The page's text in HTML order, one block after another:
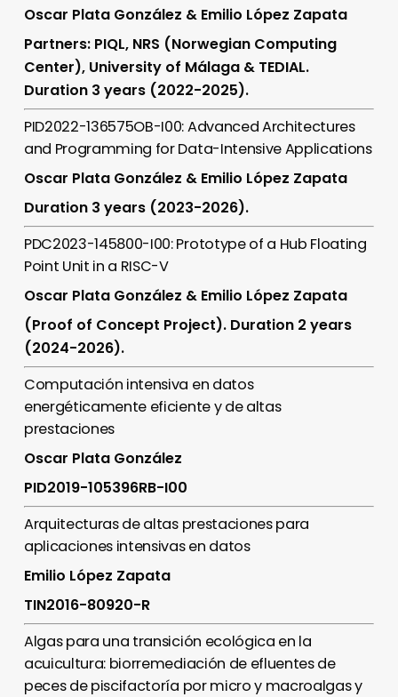
Oscar Plata González & Emilio López Zapata
Partners: PIQL, NRS (Norwegian Computing
Center), University of Málaga & TEDIAL.
Duration 3 years (2022-2025).
PID2022-136575OB-I00: Advanced Architectures
and Programming for Data-Intensive Applications
Oscar Plata González & Emilio López Zapata
Duration 3 years (2023-2026).
PDC2023-145800-I00: Prototype of a Hub Floating
Point Unit in a RISC-V
Oscar Plata González & Emilio López Zapata
(Proof of Concept Project). Duration 2 years
(2024-2026).
Computación intensiva en datos
energéticamente eficiente y de altas
prestaciones
Oscar Plata González
PID2019-105396RB-I00
Arquitecturas de altas prestaciones para
aplicaciones intensivas en datos
Emilio López Zapata
TIN2016-80920-R
Algas para una transición ecológica en la
acuicultura: biorremediación de efluentes de
peces de piscifactoría por micro y macroalgas y